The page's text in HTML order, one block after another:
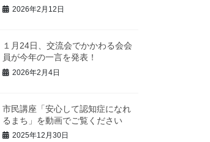
2026年2月12日
１月24日、交流会でかかわる会会
員が今年の一言を発表！
2026年2月4日
市民講座「安心して認知症になれ
るまち」を動画でご覧ください
2025年12月30日